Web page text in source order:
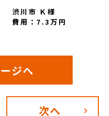
渋川市 Ｋ様
費用：7.3万円
ジへ
次へ